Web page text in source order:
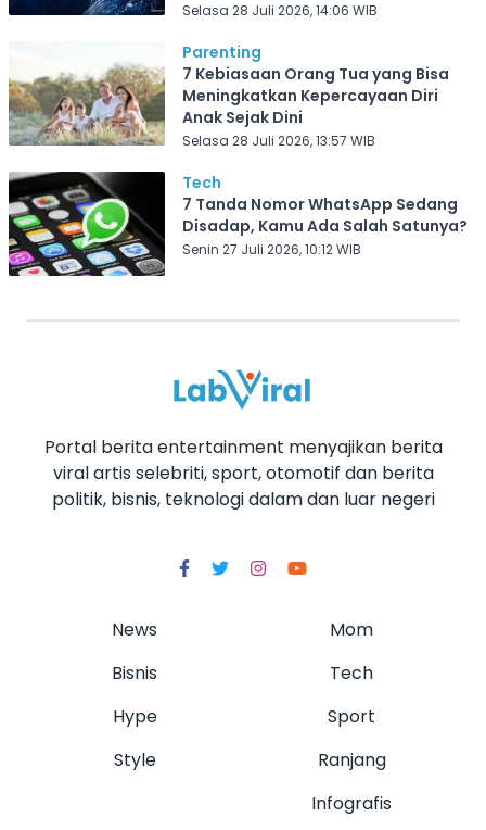
Selasa 28 Juli 2026, 14:06 WIB
Parenting
7 Kebiasaan Orang Tua yang Bisa
Meningkatkan Kepercayaan Diri
Anak Sejak Dini
Selasa 28 Juli 2026, 13:57 WIB
Tech
7 Tanda Nomor WhatsApp Sedang
Disadap, Kamu Ada Salah Satunya?
Senin 27 Juli 2026, 10:12 WIB
Portal berita entertainment menyajikan berita
viral artis selebriti, sport, otomotif dan berita
politik, bisnis, teknologi dalam dan luar negeri
News
Bisnis
Hype
Style
Mom
Tech
Sport
Ranjang
Infografis